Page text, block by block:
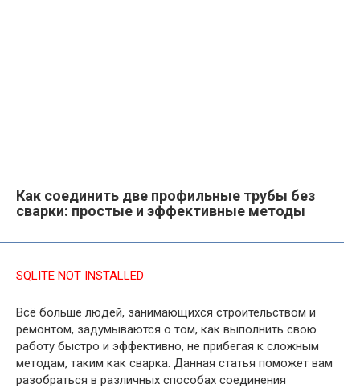
Как соединить две профильные трубы без
сварки: простые и эффективные методы
SQLITE NOT INSTALLED
Всё больше людей, занимающихся строительством и
ремонтом, задумываются о том, как выполнить свою
работу быстро и эффективно, не прибегая к сложным
методам, таким как сварка. Данная статья поможет вам
разобраться в различных способах соединения